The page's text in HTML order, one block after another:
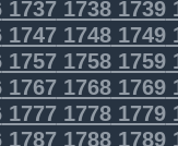
173717381739
174717481749
175717581759
176717681769
177717781779
178717881789